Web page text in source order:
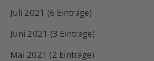
Juli 2021 (6 Einträge)
Juni 2021 (3 Einträge)
Mai 2021 (2 Einträge)